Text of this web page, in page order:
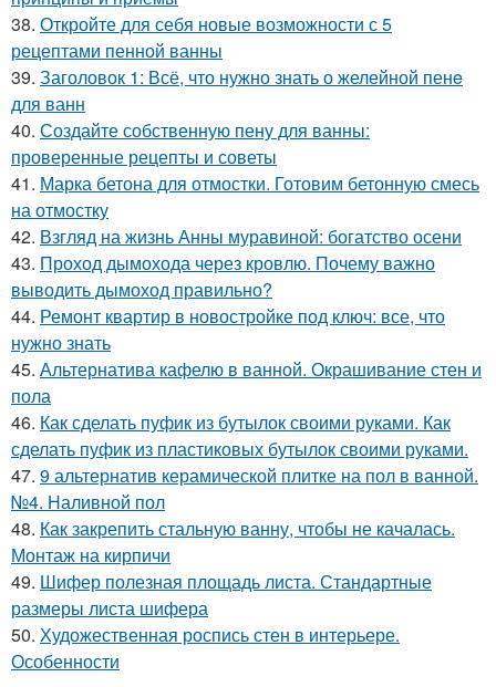
38. Откройте для себя новые возможности с 5
рецептами пенной ванны
39. Заголовок 1: Всё, что нужно знать о желейной пенe
для ванн
40. Создайте собственную пену для ванны:
проверенные рецепты и советы
41. Марка бетона для отмостки. Готовим бетонную смесь
на отмостку
42. Взгляд на жизнь Анны муравиной: богатство осени
43. Проход дымохода через кровлю. Почему важно
выводить дымоход правильно?
44. Ремонт квартир в новостройке под ключ: все, что
нужно знать
45. Альтернатива кафелю в ванной. Окрашивание стен и
пола
46. Как сделать пуфик из бутылок своими руками. Как
сделать пуфик из пластиковых бутылок своими руками.
47. 9 альтернатив керамической плитке на пол в ванной.
№4. Наливной пол
48. Как закрепить стальную ванну, чтобы не качалась.
Монтаж на кирпичи
49. Шифер полезная площадь листа. Стандартные
размеры листа шифера
50. Художественная роспись стен в интерьере.
Особенности